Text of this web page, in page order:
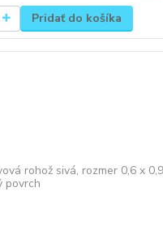
Pridať do košíka